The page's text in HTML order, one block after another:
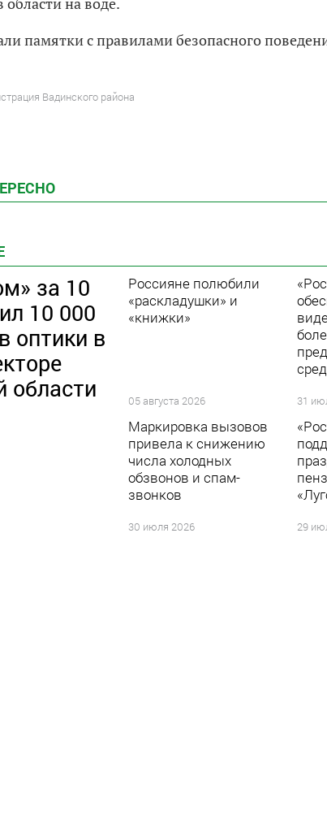
памятки с правилами безопасного
Вадинского района
за 10
10 000
оптики в
области
Россияне полюбили
«раскладушки» и
«книжки»
05 августа 2026 31
Маркировка вызовов
привела к снижению
числа холодных
обзвонов и спам-
звонков
30 июля 2026 29